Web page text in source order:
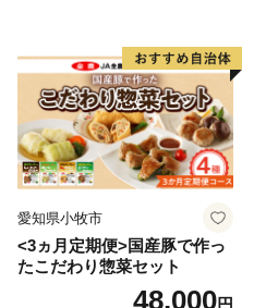
愛知県小牧市
<3ヵ月定期便>国産豚で作っ
たこだわり惣菜セット
48,000円